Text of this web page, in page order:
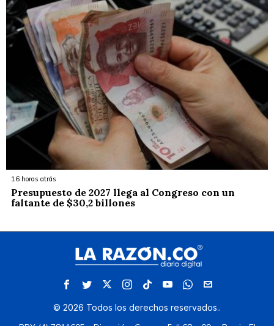
16 horas atrás
Presupuesto de 2027 llega al Congreso con un
faltante de $30,2 billones
© 2026 Todos los derechos reservados..